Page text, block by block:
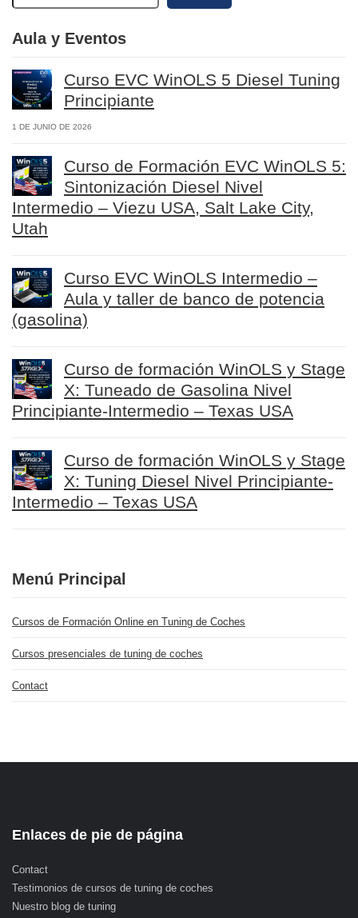
Aula y Eventos
Curso EVC WinOLS 5 Diesel Tuning
Principiante
1 DE JUNIO DE 2026
Curso de Formación EVC WinOLS 5:
Sintonización Diesel Nivel
Intermedio – Viezu USA, Salt Lake City,
Utah
Curso EVC WinOLS Intermedio –
Aula y taller de banco de potencia
(gasolina)
Curso de formación WinOLS y Stage
X: Tuneado de Gasolina Nivel
Principiante-Intermedio – Texas USA
Curso de formación WinOLS y Stage
X: Tuning Diesel Nivel Principiante-
Intermedio – Texas USA
Menú Principal
Cursos de Formación Online en Tuning de Coches
Cursos presenciales de tuning de coches
Contact
Enlaces de pie de página
Contact
Testimonios de cursos de tuning de coches
Nuestro blog de tuning